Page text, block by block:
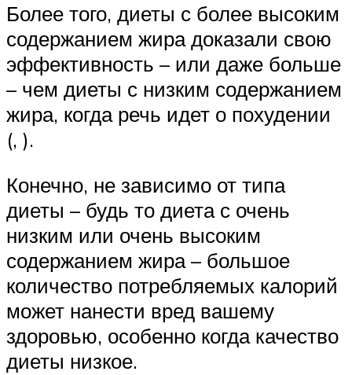
Более того, диеты с более высоким
содержанием жира доказали свою
эффективность – или даже больше
– чем диеты с низким содержанием
жира, когда речь идет о похудении
(, ).
Конечно, не зависимо от типа
диеты – будь то диета с очень
низким или очень высоким
содержанием жира – большое
количество потребляемых калорий
может нанести вред вашему
здоровью, особенно когда качество
диеты низкое.